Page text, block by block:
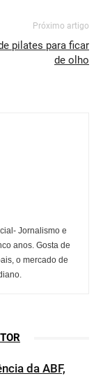
Próximo artigo
pilates para ficar
de olho
Jornalismo e
anos. Gosta de
o mercado de
da ABF,